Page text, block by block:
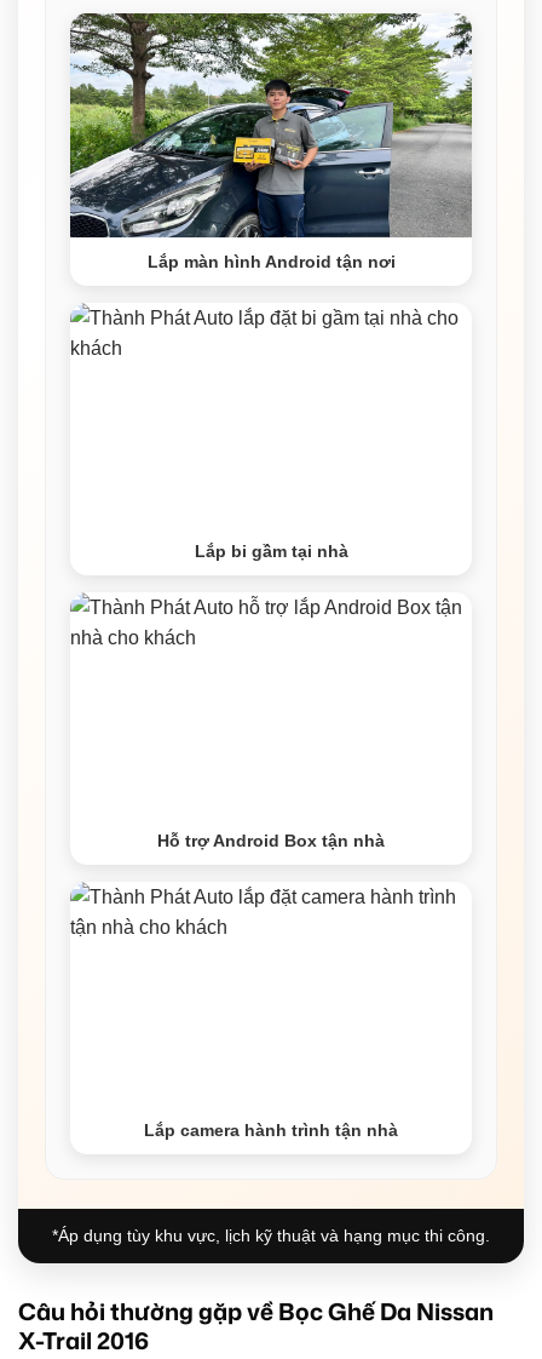
Lắp màn hình Android tận nơi
Lắp bi gầm tại nhà
Hỗ trợ Android Box tận nhà
Lắp camera hành trình tận nhà
*Áp dụng tùy khu vực, lịch kỹ thuật và hạng mục thi công.
Câu hỏi thường gặp về Bọc Ghế Da Nissan
X-Trail 2016